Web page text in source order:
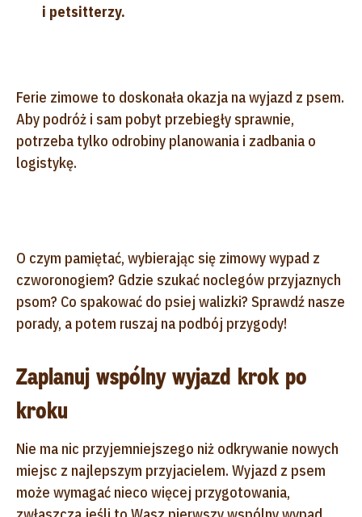
i petsitterzy.
Ferie zimowe to doskonała okazja na wyjazd z psem.
Aby podróż i sam pobyt przebiegły sprawnie,
potrzeba tylko odrobiny planowania i zadbania o
logistykę.
O czym pamiętać, wybierając się zimowy wypad z
czworonogiem? Gdzie szukać noclegów przyjaznych
psom? Co spakować do psiej walizki? Sprawdź nasze
porady, a potem ruszaj na podbój przygody!
Zaplanuj wspólny wyjazd krok po
kroku
Nie ma nic przyjemniejszego niż odkrywanie nowych
miejsc z najlepszym przyjacielem. Wyjazd z psem
może wymagać nieco więcej przygotowania,